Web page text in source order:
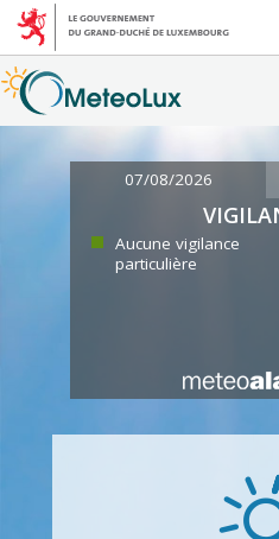
07/08/2026
Aucune vigilance
particulière